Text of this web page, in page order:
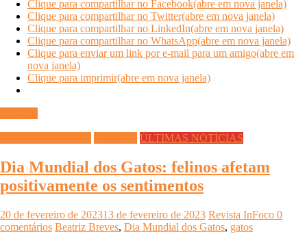
Clique para compartilhar no Facebook(abre em nova janela)
Clique para compartilhar no Twitter(abre em nova janela)
Clique para compartilhar no LinkedIn(abre em nova janela)
Clique para compartilhar no WhatsApp(abre em nova janela)
Clique para enviar um link por e-mail para um amigo(abre em
nova janela)
Clique para imprimir(abre em nova janela)
ÚLTIMAS NOTÍCIAS
Dia Mundial dos Gatos: felinos afetam
positivamente os sentimentos
20 de fevereiro de 202313 de fevereiro de 2023 Revista InFoco 0
comentários Beatriz Breves, Dia Mundial dos Gatos, gatos